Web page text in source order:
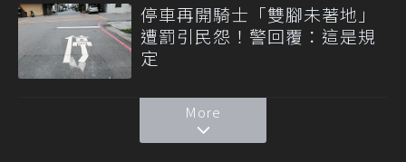
停車再開騎士「雙腳未著地」
遭罰引民怨！警回覆：這是規
定
More